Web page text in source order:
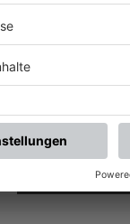
23.03.2026: